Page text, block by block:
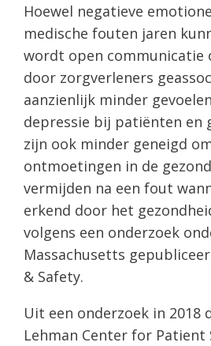
Hoewel negatieve
medische fouten jaren
wordt open communicatie
door zorgverleners
aanzienlijk minder
depressie bij patiënten en
zijn ook minder geneigd
ontmoetingen in de
vermijden na een fout
erkend door het
volgens een onderzoek
Massachusetts
& Safety.
Uit een onderzoek in 2018
Lehman Center for Patient